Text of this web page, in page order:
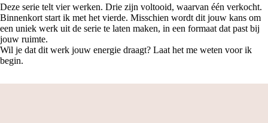
Deze serie telt vier werken. Drie zijn voltooid, waarvan één verkocht.
Binnenkort start ik met het vierde. Misschien wordt dit jouw kans om
een uniek werk uit de serie te laten maken, in een formaat dat past bij
jouw ruimte.
Wil je dat dit werk jouw energie draagt? Laat het me weten voor ik
begin.